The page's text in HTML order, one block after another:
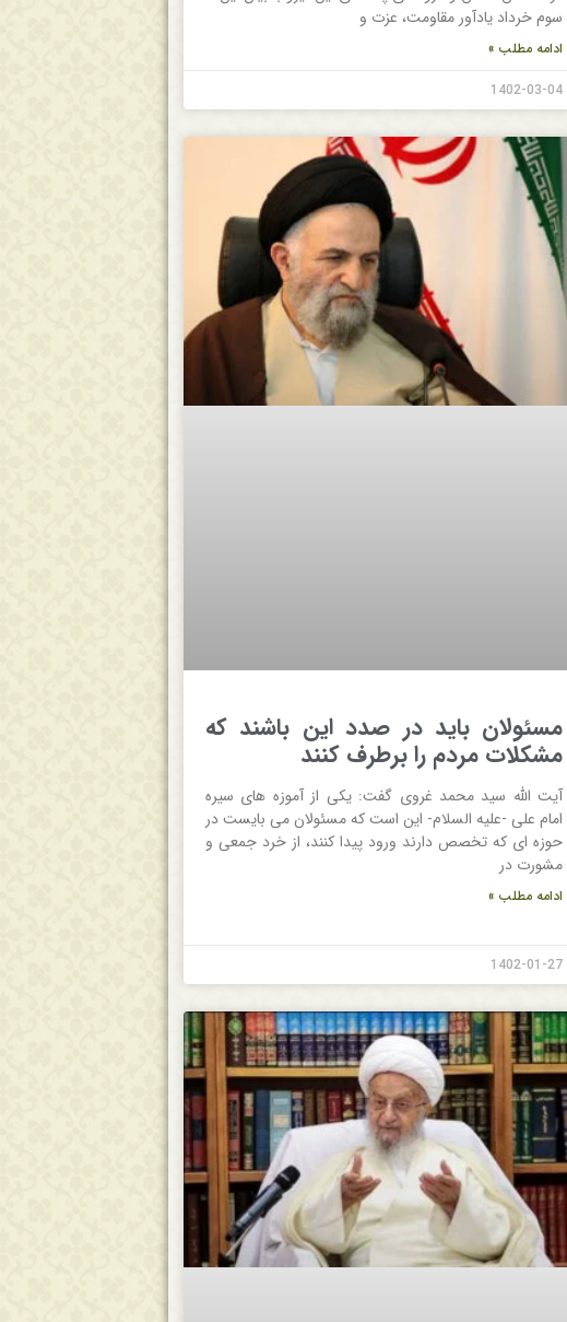
سوم خرداد یادآور مقاومت، عزت و
ادامه مطلب »
1402-03-04
مسئولان باید در صدد این باشند که
مشکلات مردم را برطرف کنند
آیت الله سید محمد غروی گفت: یکی از آموزه های سیره
امام علی -علیه السلام- این است که مسئولان می بایست در
حوزه ای که تخصص دارند ورود پیدا کنند، از خرد جمعی و
مشورت در
ادامه مطلب »
1402-01-27